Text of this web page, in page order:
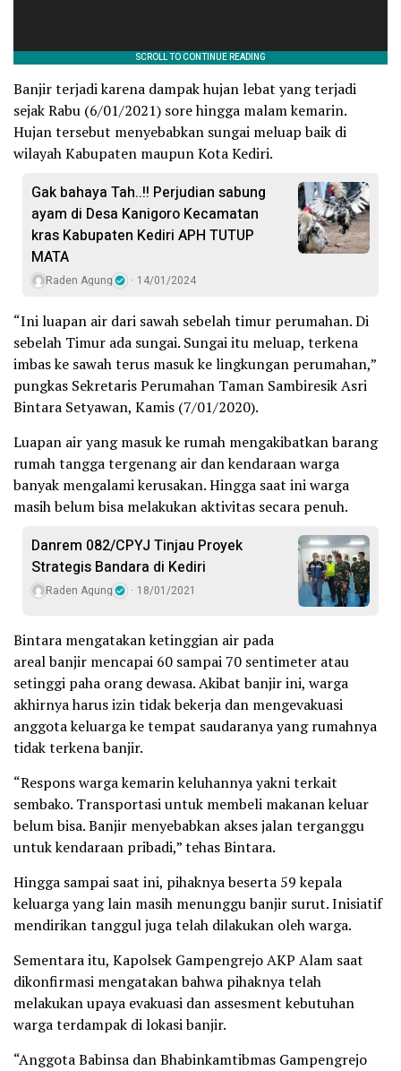
Banjir terjadi karena dampak hujan lebat yang terjadi
sejak Rabu (6/01/2021) sore hingga malam kemarin.
Hujan tersebut menyebabkan sungai meluap baik di
wilayah Kabupaten maupun Kota Kediri.
Gak bahaya Tah..!! Perjudian sabung
ayam di Desa Kanigoro Kecamatan
kras Kabupaten Kediri APH TUTUP
MATA
Raden Agung 14/01/2024
“Ini luapan air dari sawah sebelah timur perumahan. Di
sebelah Timur ada sungai. Sungai itu meluap, terkena
imbas ke sawah terus masuk ke lingkungan perumahan,”
pungkas Sekretaris Perumahan Taman Sambiresik Asri
Bintara Setyawan, Kamis (7/01/2020).
Luapan air yang masuk ke rumah mengakibatkan barang
rumah tangga tergenang air dan kendaraan warga
banyak mengalami kerusakan. Hingga saat ini warga
masih belum bisa melakukan aktivitas secara penuh.
Danrem 082/CPYJ Tinjau Proyek
Strategis Bandara di Kediri
Raden Agung 18/01/2021
Bintara mengatakan ketinggian air pada
areal banjir mencapai 60 sampai 70 sentimeter atau
setinggi paha orang dewasa. Akibat banjir ini, warga
akhirnya harus izin tidak bekerja dan mengevakuasi
anggota keluarga ke tempat saudaranya yang rumahnya
tidak terkena banjir.
“Respons warga kemarin keluhannya yakni terkait
sembako. Transportasi untuk membeli makanan keluar
belum bisa. Banjir menyebabkan akses jalan terganggu
untuk kendaraan pribadi,” tehas Bintara.
Hingga sampai saat ini, pihaknya beserta 59 kepala
keluarga yang lain masih menunggu banjir surut. Inisiatif
mendirikan tanggul juga telah dilakukan oleh warga.
Sementara itu, Kapolsek Gampengrejo AKP Alam saat
dikonfirmasi mengatakan bahwa pihaknya telah
melakukan upaya evakuasi dan assesment kebutuhan
warga terdampak di lokasi banjir.
“Anggota Babinsa dan Bhabinkamtibmas Gampengrejo